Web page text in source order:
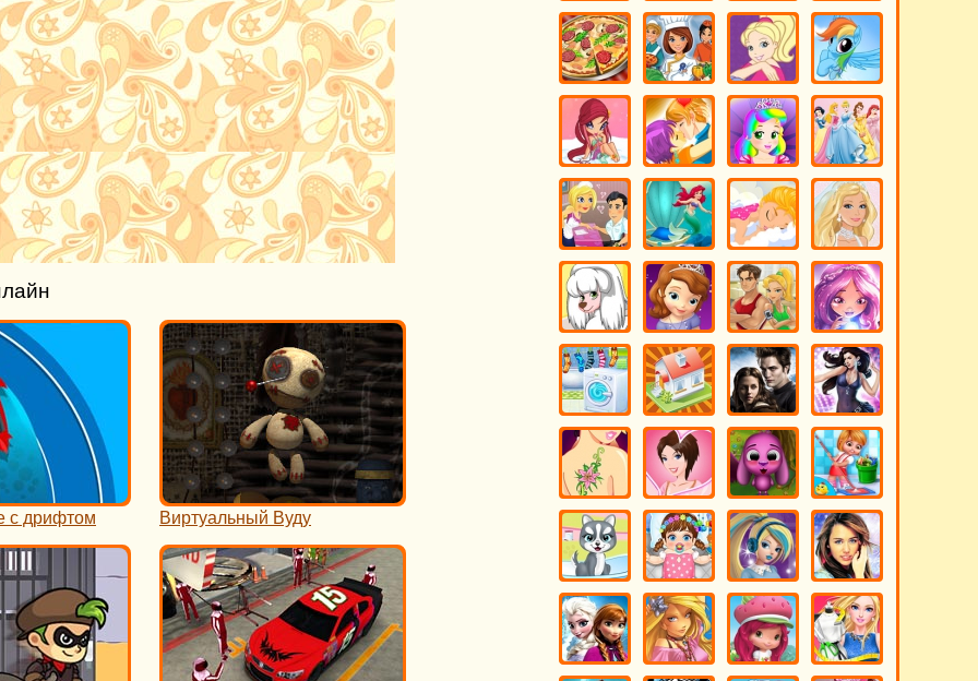
с дрифтом Виртуальный Вуду